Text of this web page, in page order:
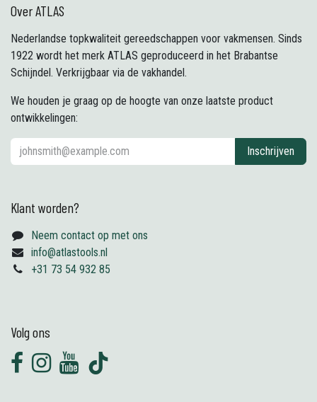
Over ATLAS
Nederlandse topkwaliteit gereedschappen voor vakmensen. Sinds
1922 wordt het merk ATLAS geproduceerd in het Brabantse
Schijndel. Verkrijgbaar via de vakhandel.
We houden je graag op de hoogte van onze laatste product
ontwikkelingen:
Inschrijven
Klant worden?
Neem contact op met ons
info@atlastools.nl
+31 73 54 932 85
Volg ons